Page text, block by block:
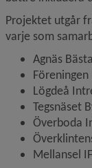
Projektet utgår
varje som
Agnäs
Lögdeå
Tegsnäset
Överboda
Mellansel